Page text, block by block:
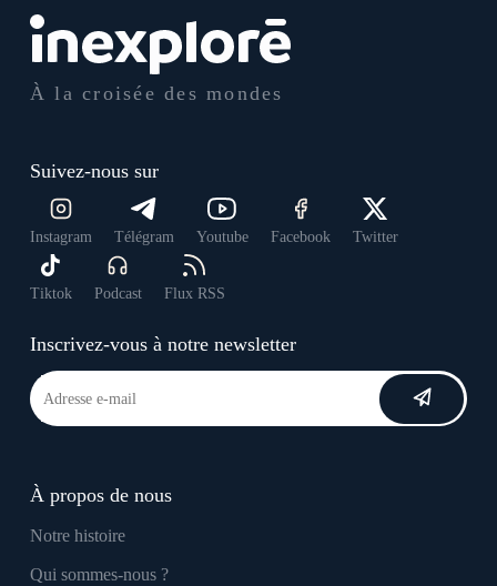
À la croisée des mondes
Suivez-nous sur
Instagram Télégram Youtube Facebook Twitter
Tiktok Podcast Flux RSS
Inscrivez-vous à notre newsletter
À propos de nous
Notre histoire
Qui sommes-nous ?